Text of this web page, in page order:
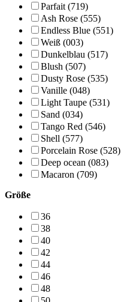
Parfait (719)
Ash Rose (555)
Endless Blue (551)
Weiß (003)
Dunkelblau (517)
Blush (507)
Dusty Rose (535)
Vanille (048)
Light Taupe (531)
Sand (034)
Tango Red (546)
Shell (577)
Porcelain Rose (528)
Deep ocean (083)
Macaron (709)
Größe
36
38
40
42
44
46
48